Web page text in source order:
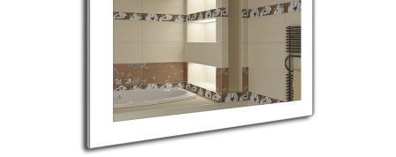
Spiegelkataloge